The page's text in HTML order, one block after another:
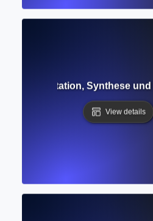
Interpretation, Synthese
View details